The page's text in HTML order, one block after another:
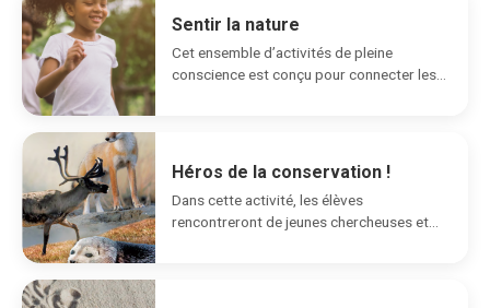
Sentir la nature
Cet ensemble d’activités de pleine
conscience est conçu pour connecter les
Héros de la conservation !
Dans cette activité, les élèves
rencontreront de jeunes chercheuses et